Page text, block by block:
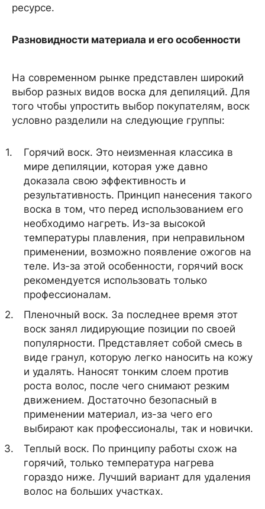
ресурсе.
Разновидности материала и его особенности
На современном рынке представлен широкий
выбор разных видов воска для депиляций. Для
того чтобы упростить выбор покупателям, воск
условно разделили на следующие группы:
Горячий воск. Это неизменная классика в
мире депиляции, которая уже давно
доказала свою эффективность и
результативность. Принцип нанесения такого
воска в том, что перед использованием его
необходимо нагреть. Из-за высокой
температуры плавления, при неправильном
применении, возможно появление ожогов на
теле. Из-за этой особенности, горячий воск
рекомендуется использовать только
профессионалам.
Пленочный воск. За последнее время этот
воск занял лидирующие позиции по своей
популярности. Представляет собой смесь в
виде гранул, которую легко наносить на кожу
и удалять. Наносят тонким слоем против
роста волос, после чего снимают резким
движением. Достаточно безопасный в
применении материал, из-за чего его
выбирают как профессионалы, так и новички.
Теплый воск. По принципу работы схож на
горячий, только температура нагрева
гораздо ниже. Лучший вариант для удаления
волос на больших участках.